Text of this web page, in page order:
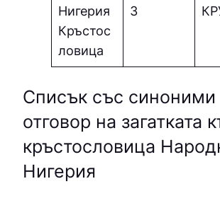
Нигерия
Кръстос
ловица
3
Списък със синоними
отговор на загатката
кръстословица
Нигерия